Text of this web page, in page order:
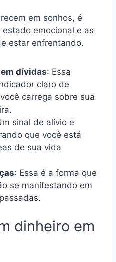
em sonhos, é
emocional e as
estar enfrentando.
dívidas: Essa
claro de
carrega sobre sua
sinal de alívio e
que você está
de sua vida
: Essa é a forma que
se manifestando em
dinheiro em